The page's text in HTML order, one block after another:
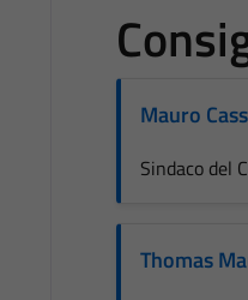
Mauro
Sindaco del
Thomas